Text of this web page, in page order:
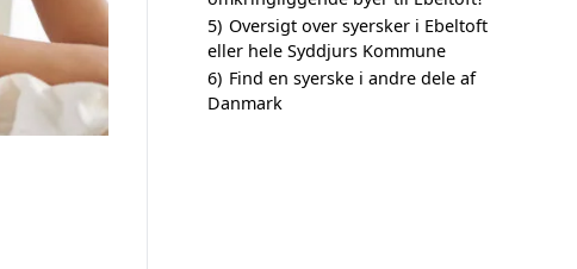
5) Oversigt over syersker i Ebeltoft
eller hele Syddjurs Kommune
6) Find en syerske i andre dele af
Danmark